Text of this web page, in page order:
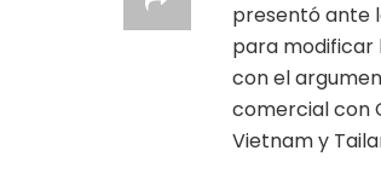
presentó ante
para modificar
con el
comercial con
Vietnam y